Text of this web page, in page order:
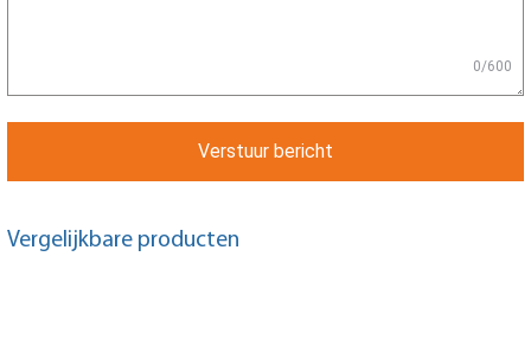
0/600
Verstuur bericht
Vergelijkbare producten